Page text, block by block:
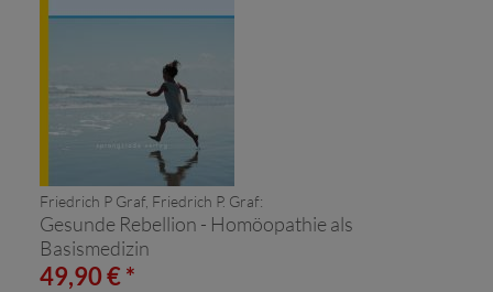
Friedrich P Graf, Friedrich P. Graf:
Gesunde Rebellion - Homöopathie als
Basismedizin
49,90 € *